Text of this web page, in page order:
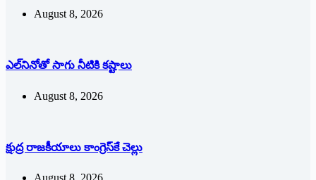
August 8, 2026
ఎల్‌నినోతో సాగు నీటికి కష్టాలు
August 8, 2026
క్షుద్ర రాజకీయాలు కాంగ్రెస్‌కే చెల్లు